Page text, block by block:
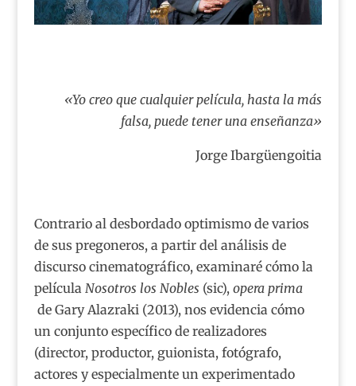
«Yo creo que cualquier película, hasta la más
falsa, puede tener una enseñanza»
Jorge Ibargüengoitia
Contrario al desbordado optimismo de varios
de sus pregoneros, a partir del análisis de
discurso cinematográfico, examinaré cómo la
película Nosotros los Nobles (sic), opera prima
de Gary Alazraki (2013), nos evidencia cómo
un conjunto específico de realizadores
(director, productor, guionista, fotógrafo,
actores y especialmente un experimentado